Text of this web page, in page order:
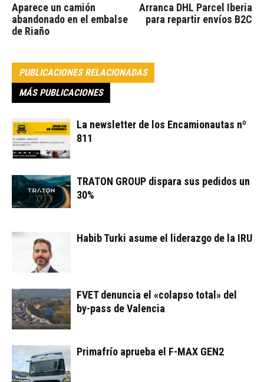
Aparece un camión
abandonado en el embalse
de Riaño
Arranca DHL Parcel Iberia
para repartir envíos B2C
PUBLICACIONES RELACIONADAS
MÁS PUBLICACIONES
La newsletter de los Encamionautas nº
811
TRATON GROUP dispara sus pedidos un
30%
Habib Turki asume el liderazgo de la IRU
FVET denuncia el «colapso total» del
by-pass de Valencia
Primafrío aprueba el F-MAX GEN2